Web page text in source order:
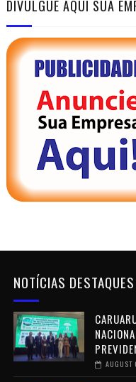
DIVULGUE AQUI SUA
NOTÍCIAS DESTAQUES